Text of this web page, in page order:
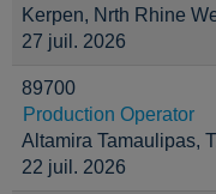
Kerpen, Nrth Rhine
27 juil. 2026
89700
Production Operator
Altamira Tamaulipas,
22 juil. 2026